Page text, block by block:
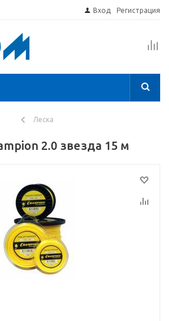
Вход Регистрация
Леска
2.0 звезда 15 м